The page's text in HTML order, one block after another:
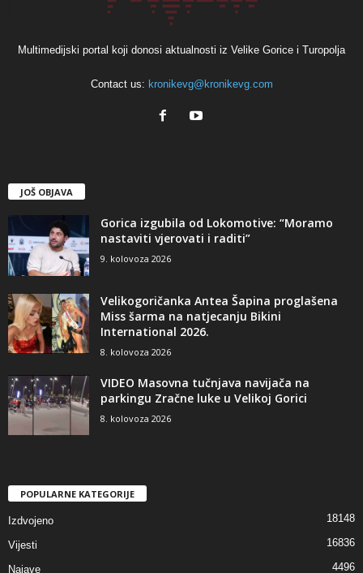
Multimedijski portal koji donosi aktualnosti iz Velike Gorice i Turopolja
Contact us: kronikevg@kronikevg.com
JOŠ OBJAVA
Gorica izgubila od Lokomotive: “Moramo
nastaviti vjerovati i raditi”
9. kolovoza 2026
Velikogoričanka Antea Šapina proglašena
Miss šarma na natjecanju Bikini
International 2026.
8. kolovoza 2026
VIDEO Masovna tučnjava navijača na
parkingu Zračne luke u Velikoj Gorici
8. kolovoza 2026
POPULARNE KATEGORIJE
Izdvojeno 18148
Vijesti 16836
Najave 4496